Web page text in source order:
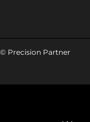
© Precision Partner